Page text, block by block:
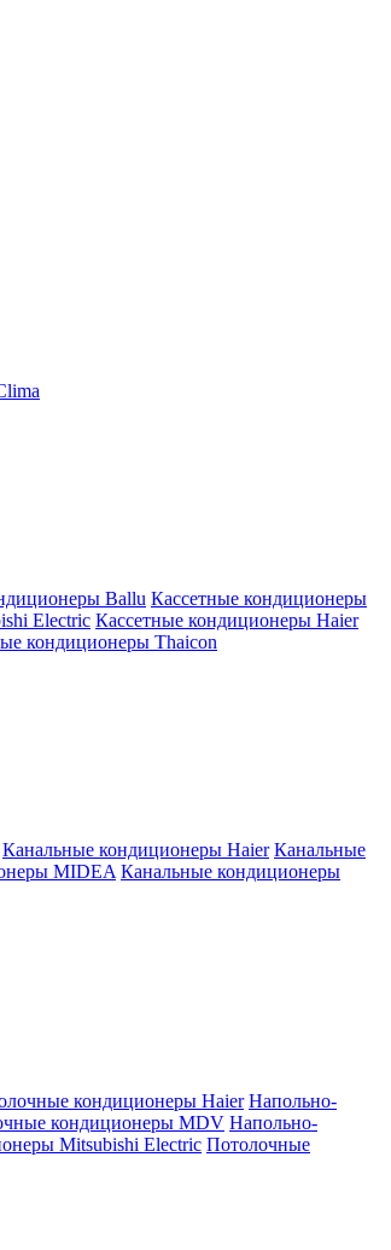
Ballu Кассетные кондиционеры
Electric Кассетные кондиционеры Haier
кондиционеры Thaicon
Канальные кондиционеры Haier Канальные
MIDEA Канальные кондиционеры
кондиционеры Haier Напольно-
кондиционеры MDV Напольно-
Mitsubishi Electric Потолочные